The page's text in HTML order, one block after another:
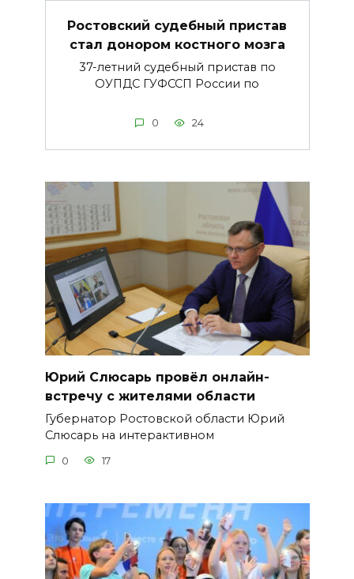
Ростовский судебный пристав
стал донором костного мозга
37-летний судебный пристав по
ОУПДС ГУФССП России по
0 24
Юрий Слюсарь провёл онлайн-
встречу с жителями области
Губернатор Ростовской области Юрий
Слюсарь на интерактивном
0 17